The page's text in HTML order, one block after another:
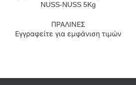
NUSS-NUSS 5Kg
ΠΡΑΛΙΝΕΣ
Εγγραφείτε για εμφάνιση τιμών